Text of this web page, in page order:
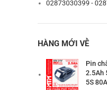
02873030399 -
HÀNG MỚI VỀ
Pin
2.5Ah
5S